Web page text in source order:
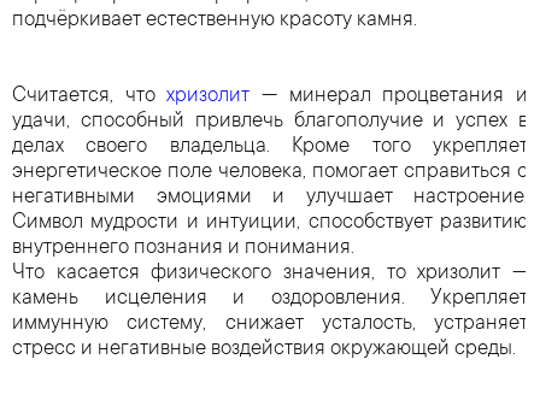
подчёркивает естественную красоту камня.
Считается, чтохризолит — минерал процветания и
удачи, способный привлечь благополучие и успех в
делах своего владельца. Кроме того укрепляет
энергетическое поле человека, помогает справиться с
негативными эмоциями и улучшает настроение.
Символ мудрости и интуиции, способствует развитию
внутреннего познания и понимания.
Что касается физического значения, то хризолит —
камень исцеления и оздоровления. Укрепляет
иммунную систему, снижает усталость, устраняет
стресс и негативные воздействия окружающей среды.